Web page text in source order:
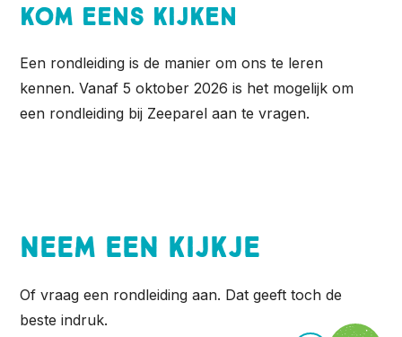
Kom eens kijken
Een rondleiding is de manier om ons te leren
kennen. Vanaf 5 oktober 2026 is het mogelijk om
een rondleiding bij Zeeparel aan te vragen.
Neem een kijkje
Of vraag een rondleiding aan. Dat geeft toch de
beste indruk.